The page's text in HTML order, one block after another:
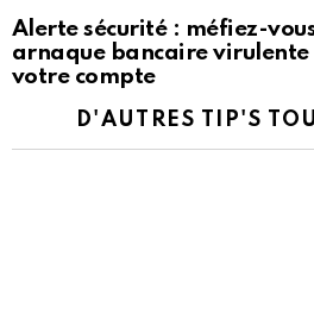
Alerte sécurité : méfiez-
arnaque bancaire
votre compte
D'AUTRES TIP'S